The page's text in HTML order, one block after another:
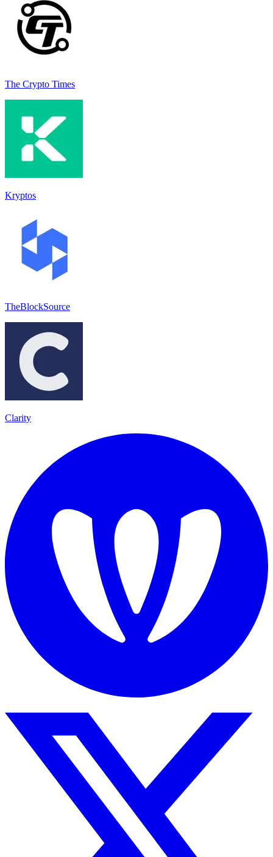
The Crypto Times
Kryptos
TheBlockSource
Clarity